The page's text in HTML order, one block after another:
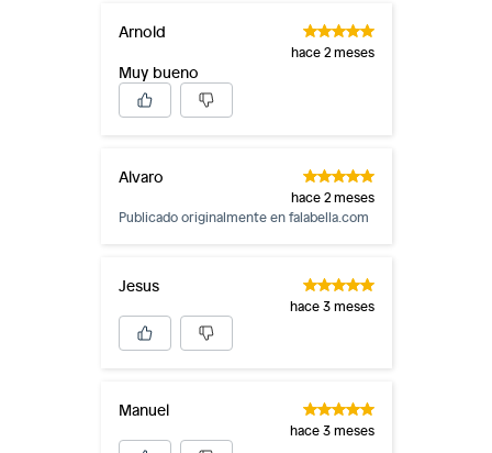
Arnold
hace 2 meses
Muy bueno
Alvaro
hace 2 meses
Publicado originalmente enfalabella.com
Jesus
hace 3 meses
Manuel
hace 3 meses